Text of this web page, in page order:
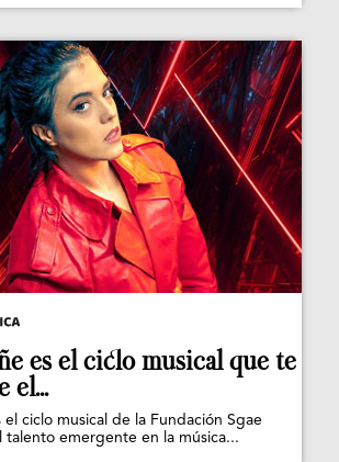
es el ciclo musical que te
el...
el ciclo musical de la Fundación Sgae
talento emergente en la música...